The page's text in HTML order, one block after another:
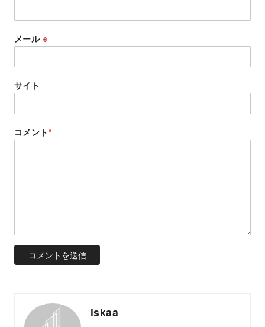
メール ※
サイト
コメント*
iskaa